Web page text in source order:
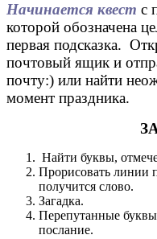
Начинается квест с
которой обозначена
первая подсказка.
почтовый ящик и
почту:) или найти
момент праздника.
Найти буквы,
Прорисовать линии
получится слово.
Загадка.
Перепутанные
послание.